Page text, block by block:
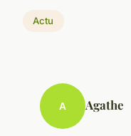
Actu
A Agathe